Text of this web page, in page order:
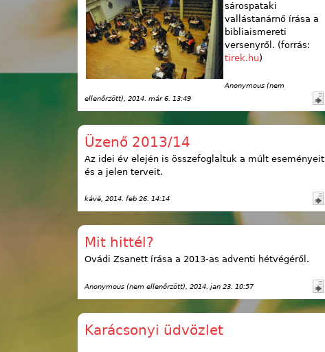
sárospataki
vallástanárnő írása a
bibliaismereti
versenyről. (forrás:
tirek.hu)
Anonymous (nem
ellenőrzött) , 2014. már 6. 13:49
Üzenő 2013/14
Az idei év elején is összefoglaltuk a múlt eseményeit
és a jelen terveit.
kávé , 2014. feb 26. 14:14
Mit hittél?
Ovádi Zsanett írása a 2013-as adventi hétvégéről.
Anonymous (nem ellenőrzött) , 2014. jan 23. 10:57
Karácsonyi üdvözlet